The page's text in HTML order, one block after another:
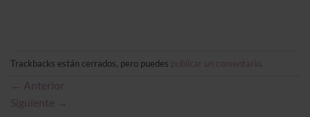
Trackbacks están cerrados, pero puedes publicar un comentario.
← Anterior
Siguiente →